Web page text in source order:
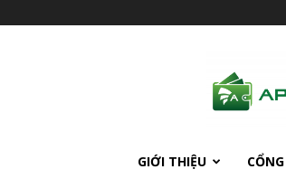
GIỚI THIỆU